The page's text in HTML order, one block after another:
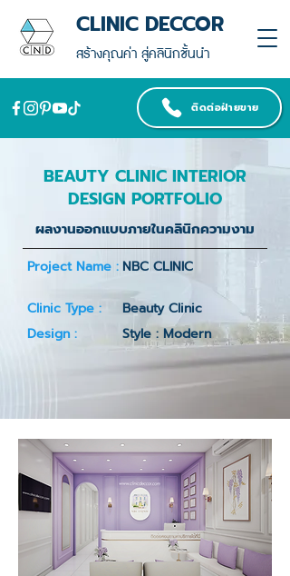
สร้างคุณค่า สู่คลินิกชั้นนำ
CLINIC DECCOR
ติดต่อฝ่ายขาย
BEAUTY CLINIC INTERIOR
DESIGN PORTFOLIO
ผลงานออกแบบภายในคลินิกความงาม
Project Name : NBC CLINIC
Clinic Type :
Beauty Clinic
Design :
Style : Modern